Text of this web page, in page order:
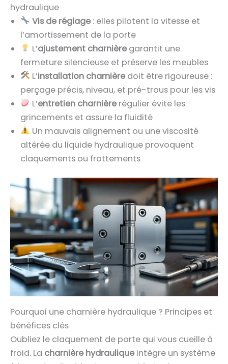
hydraulique
Vis de réglage: elles pilotent la vitesse et
l’amortissement de la porte
L’ajustement charnièregarantit une
fermeture silencieuse et préserve les meubles
L’installation charnièredoit être rigoureuse :
perçage précis, niveau, et pré-trous pour les vis
L’entretien charnièrerégulier évite les
grincements et assure la fluidité
Un mauvais alignement ou une viscosité
altérée du liquide hydraulique provoquent
claquements ou frottements
Pourquoi une charnière hydraulique ? Principes et
bénéfices clés
Oubliez le claquement de porte qui vous cueille à
froid. La charnière hydraulique intègre un système